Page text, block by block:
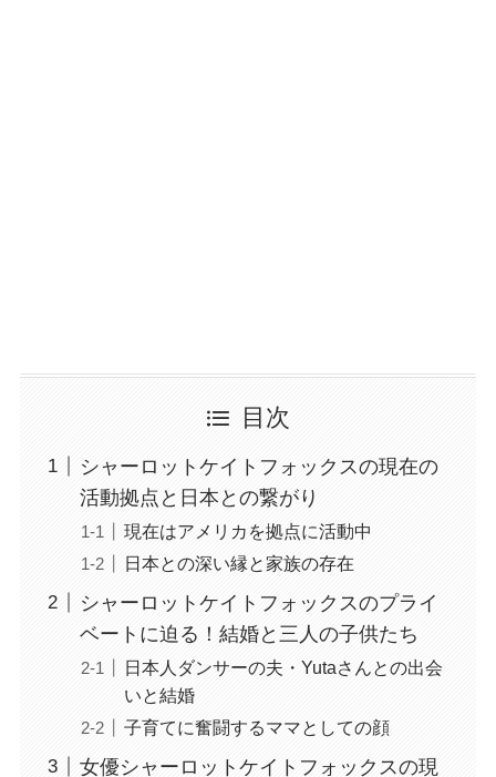
目次
シャーロットケイトフォックスの現在の
活動拠点と日本との繋がり
現在はアメリカを拠点に活動中
日本との深い縁と家族の存在
シャーロットケイトフォックスのプライ
ベートに迫る！結婚と三人の子供たち
日本人ダンサーの夫・Yutaさんとの出会
いと結婚
子育てに奮闘するママとしての顔
女優シャーロットケイトフォックスの現